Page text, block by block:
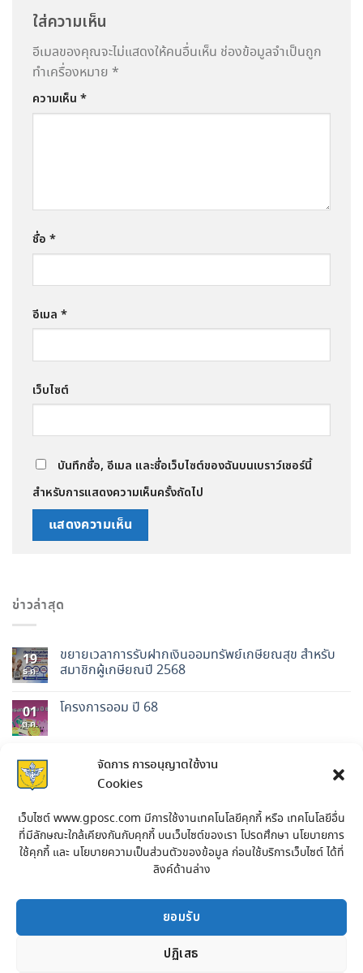
จัดการ การอนุญาตใช้งาน
Cookies
เว็บไซต์ www.gposc.com มีการใช้งานเทคโนโลยีคุกกี้ หรือ เทคโนโลยีอื่น
ที่มีลักษณะใกล้เคียงกันกับคุกกี้ บนเว็บไซต์ของเรา โปรดศึกษา นโยบายการ
ใช้คุกกี้ และ นโยบายความเป็นส่วนตัวของข้อมูล ก่อนใช้บริการเว็บไซต์ ได้ที่
ลิงค์ด้านล่าง
ยอมรับ
ปฏิเสธ
ใส่ความเห็น
อีเมลของคุณจะไม่แสดงให้คนอื่นเห็น ช่องข้อมูลจำเป็นถูก
ทำเครื่องหมาย *
ความเห็น *
ชื่อ *
อีเมล *
เว็บไซต์
บันทึกชื่อ, อีเมล และชื่อเว็บไซต์ของฉันบนเบราว์เซอร์นี้
สำหรับการแสดงความเห็นครั้งถัดไป
ข่าวล่าสุด
19
ธ.ค.
ขยายเวลาการรับฝากเงินออมทรัพย์เกษียณสุข สำหรับ
สมาชิกผู้เกษียณปี 2568
01
ต.ค.
โครงการออม ปี 68
30
ก.ย.
ประกาศ การสมัครรับการสรรหาเป็นกรรมการดำเนินการ
ประจำปี 2569
15
ก.ค.
ประกาศรายชื่อผู้ได้รับทุนการศึกษาบุตร ประจำปี 2568
ประกาศรายชื่อผู้ชนะการเสนอราคาจ้างปรับปรุงสำนักงาน